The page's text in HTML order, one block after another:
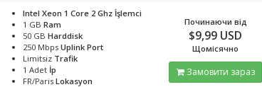
Intel Xeon 1 Core 2 Ghz İşlemci
1 GB Ram
50 GB Harddisk
250 Mbps Uplink Port
Limitsiz Trafik
1 Adet İp
FR/Paris Lokasyon
Починаючи від
$9,99 USD
Щомісячно
Замовити зараз